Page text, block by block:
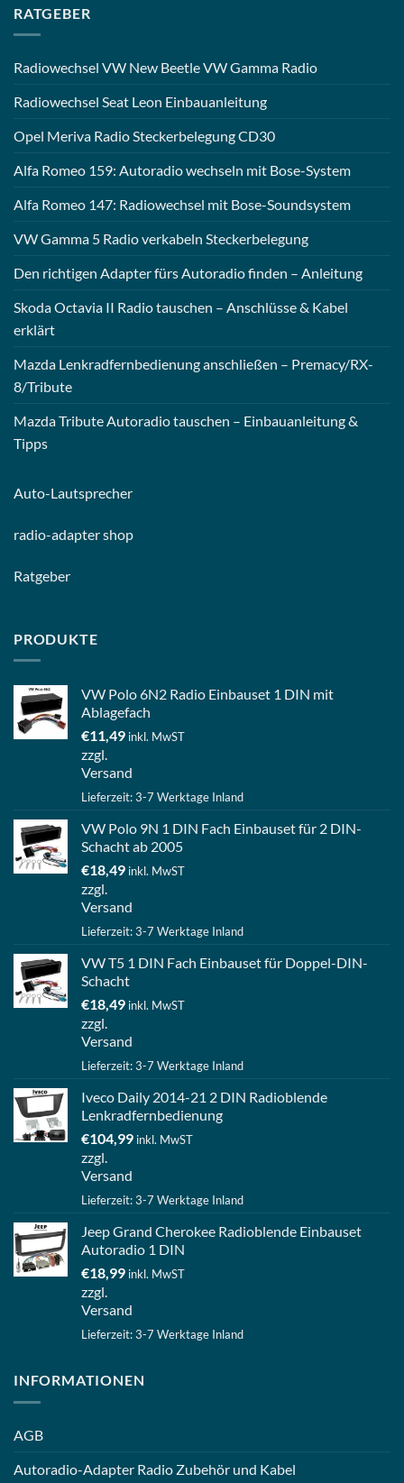
RATGEBER
Radiowechsel VW New Beetle VW Gamma Radio
Radiowechsel Seat Leon Einbauanleitung
Opel Meriva Radio Steckerbelegung CD30
Alfa Romeo 159: Autoradio wechseln mit Bose-System
Alfa Romeo 147: Radiowechsel mit Bose-Soundsystem
VW Gamma 5 Radio verkabeln Steckerbelegung
Den richtigen Adapter fürs Autoradio finden – Anleitung
Skoda Octavia II Radio tauschen – Anschlüsse & Kabel
erklärt
Mazda Lenkradfernbedienung anschließen – Premacy/RX-
8/Tribute
Mazda Tribute Autoradio tauschen – Einbauanleitung &
Tipps
Auto-Lautsprecher
radio-adapter shop
Ratgeber
PRODUKTE
VW Polo 6N2 Radio Einbauset 1 DIN mit
Ablagefach
€11,49 inkl. MwST
zzgl.
Versand
Lieferzeit: 3-7 Werktage Inland
VW Polo 9N 1 DIN Fach Einbauset für 2 DIN-
Schacht ab 2005
€18,49 inkl. MwST
zzgl.
Versand
Lieferzeit: 3-7 Werktage Inland
VW T5 1 DIN Fach Einbauset für Doppel-DIN-
Schacht
€18,49 inkl. MwST
zzgl.
Versand
Lieferzeit: 3-7 Werktage Inland
Iveco Daily 2014-21 2 DIN Radioblende
Lenkradfernbedienung
€104,99 inkl. MwST
zzgl.
Versand
Lieferzeit: 3-7 Werktage Inland
Jeep Grand Cherokee Radioblende Einbauset
Autoradio 1 DIN
€18,99 inkl. MwST
zzgl.
Versand
Lieferzeit: 3-7 Werktage Inland
INFORMATIONEN
AGB
Autoradio-Adapter Radio Zubehör und Kabel